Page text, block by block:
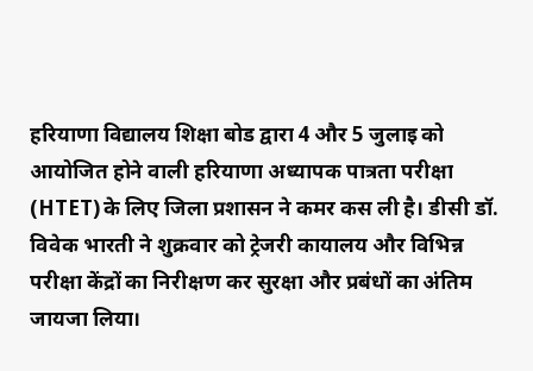
हरियाणा विद्यालय शिक्षा बोर्ड द्वारा 4 और 5 जुलाई को
आयोजित होने वाली हरियाणा अध्यापक पात्रता परीक्षा
(HTET) के लिए जिला प्रशासन ने कमर कस ली है। डीसी डॉ.
विवेक भारती ने शुक्रवार को ट्रेजरी कार्यालय और विभिन्न
परीक्षा केंद्रों का निरीक्षण कर सुरक्षा और प्रबंधों का अंतिम
जायजा लिया।